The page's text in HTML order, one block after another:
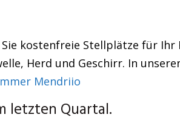
kostenfreie Stellplätze für
Herd und Geschirr. In
Mendriio
letzten Quartal.